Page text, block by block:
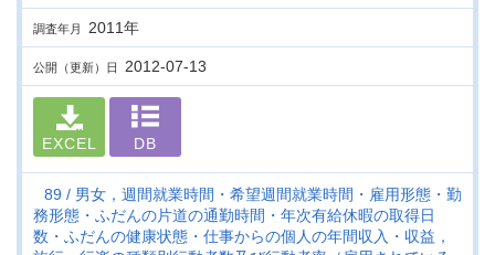
調査年月 2011年
公開（更新）日 2012-07-13
EXCEL DB
89
男女，週間就業時間・希望週間就業時間・雇用形態・勤
務形態・ふだんの片道の通勤時間・年次有給休暇の取得日
数・ふだんの健康状態・仕事からの個人の年間収入・収益，